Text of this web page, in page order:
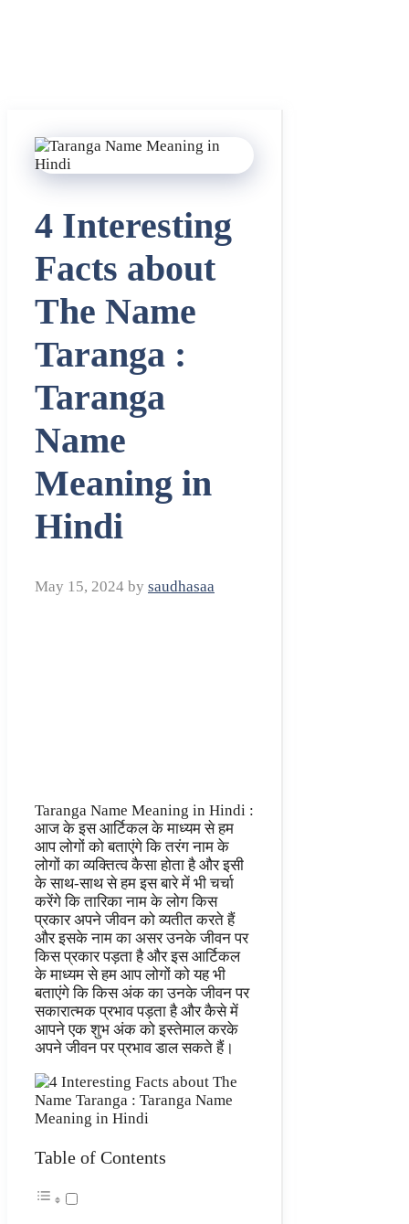
4 Interesting
Facts about
The Name
Taranga :
Taranga
Name
Meaning in
Hindi
May 15, 2024 by saudhasaa
Taranga Name Meaning in Hindi :
आज के इस आर्टिकल के माध्यम से हम
आप लोगों को बताएंगे कि तरंग नाम के
लोगों का व्यक्तित्व कैसा होता है और इसी
के साथ-साथ से हम इस बारे में भी चर्चा
करेंगे कि तारिका नाम के लोग किस
प्रकार अपने जीवन को व्यतीत करते हैं
और इसके नाम का असर उनके जीवन पर
किस प्रकार पड़ता है और इस आर्टिकल
के माध्यम से हम आप लोगों को यह भी
बताएंगे कि किस अंक का उनके जीवन पर
सकारात्मक प्रभाव पड़ता है और कैसे में
आपने एक शुभ अंक को इस्तेमाल करके
अपने जीवन पर प्रभाव डाल सकते हैं।
Table of Contents